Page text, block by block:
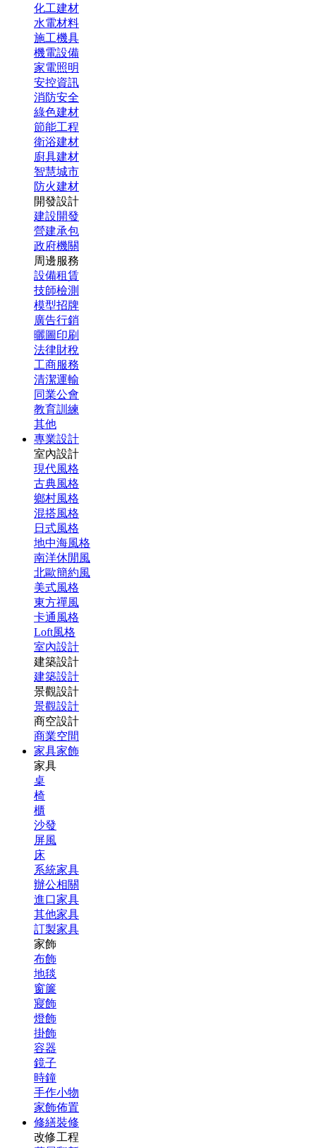
化工建材
水電材料
施工機具
機電設備
家電照明
安控資訊
消防安全
綠色建材
節能工程
衛浴建材
廚具建材
智慧城市
防火建材
開發設計
建設開發
營建承包
政府機關
周邊服務
設備租賃
技師檢測
模型招牌
廣告行銷
曬圖印刷
法律財稅
工商服務
清潔運輸
同業公會
教育訓練
其他
專業設計
室內設計
現代風格
古典風格
鄉村風格
混搭風格
日式風格
地中海風格
南洋休閒風
北歐簡約風
美式風格
東方禪風
卡通風格
Loft風格
室內設計
建築設計
建築設計
景觀設計
景觀設計
商空設計
商業空間
家具家飾
家具
桌
椅
櫃
沙發
屏風
床
系統家具
辦公相關
進口家具
其他家具
訂製家具
家飾
布飾
地毯
窗簾
寢飾
燈飾
掛飾
容器
鏡子
時鐘
手作小物
家飾佈置
修繕裝修
改修工程